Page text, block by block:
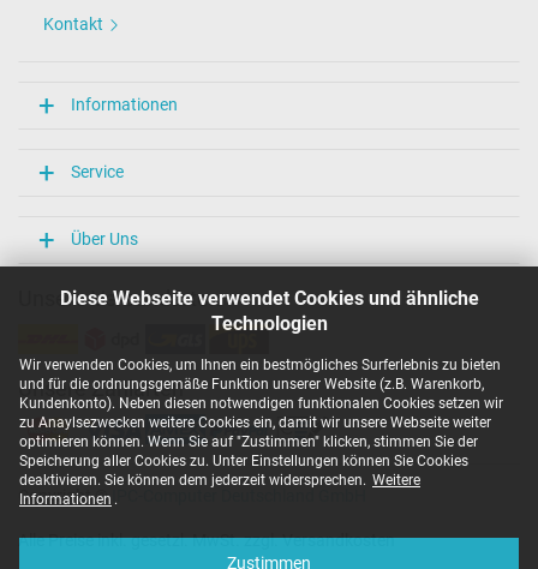
Diese Webseite verwendet Cookies und ähnliche
Technologien
Wir verwenden Cookies, um Ihnen ein bestmögliches Surferlebnis zu bieten
und für die ordnungsgemäße Funktion unserer Website (z.B. Warenkorb,
Kundenkonto). Neben diesen notwendigen funktionalen Cookies setzen wir
zu Anaylsezwecken weitere Cookies ein, damit wir unsere Webseite weiter
optimieren können. Wenn Sie auf "Zustimmen" klicken, stimmen Sie der
Speicherung aller Cookies zu. Unter Einstellungen können Sie Cookies
deaktivieren. Sie können dem jederzeit widersprechen. Weitere
Informationen .
Zustimmen
Länge / Breite / Höhe
Weitere Daten
Ja
CE
N
PSE
SEC
Singapore Safety Mark
TÜV Argentina Certificado
TÜV Geprüfte Sicherheit
UKCA
UL Listed
Kontakt
Informationen
Service
Über Uns
Unsere Versandarten
Unsere Zahlarten
Copyright ©
Alle Preise inkl. gesetzl. MwSt. zzgl. Versandkosten